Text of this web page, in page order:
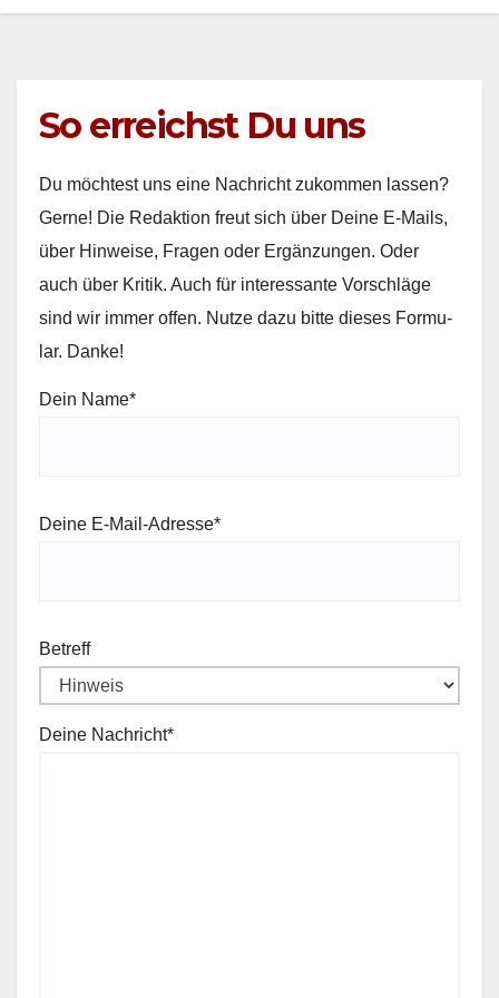
So erreichst Du uns
Du möcht­est uns eine Nachricht zukom­men lassen?
Gerne! Die Redak­tion freut sich über Deine E‑Mails,
über Hin­weise, Fra­gen oder Ergänzun­gen. Oder
auch über Kri­tik. Auch für inter­es­sante Vorschläge
sind wir immer offen. Nutze dazu bitte dieses For­mu­
lar. Danke!
Dein Name*
Deine E‑Mail-Adresse*
Betr­e­ff
Deine Nachricht*